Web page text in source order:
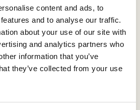
content and ads, to
and to analyse our traffic.
about your use of our site with
and analytics partners who
information that you’ve
they’ve collected from your use
duda en objetivos asequibles. La
y la tecnología ofrece
pasar más tiempo a bordo con
tiene un claro efecto en
ofrecer algo más que la
días en un fin de semana. El
lleno ahora de "productos
, ahora los Propietarios